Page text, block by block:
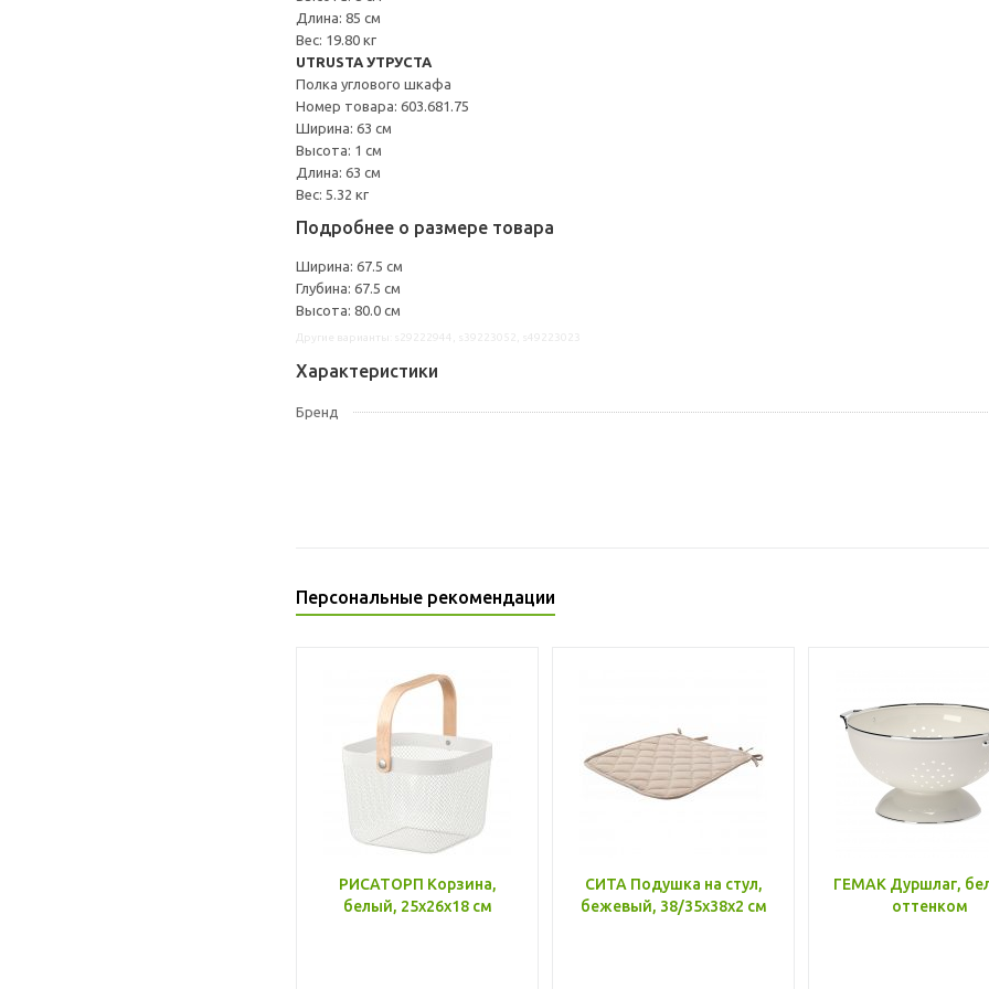
Длина: 85 см
Вес: 19.80 кг
UTRUSTA УТРУСТА
Полка углового шкафа
Номер товара: 603.681.75
Ширина: 63 см
Высота: 1 см
Длина: 63 см
Вес: 5.32 кг
Подробнее о размере товара
Ширина: 67.5 см
Глубина: 67.5 см
Высота: 80.0 см
Характеристики
Бренд
Персональные рекомендации
РИСАТОРП Корзина,
белый, 25x26x18 см
СИТА Подушка на стул,
бежевый, 38/35x38x2 см
ГЕМАК Дуршлаг,
оттенком